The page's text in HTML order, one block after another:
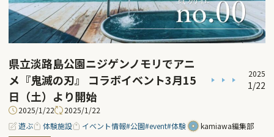
県立淡路島公園ニジゲンノモリでアニ
メ『鬼滅の刃』 コラボイベント3月15
日（土）より開始
2025
1/22
2025/1/22
2025/1/22
遊ぶ
体験施設 イベント情報#公園#event#体験 kamiawa編集部